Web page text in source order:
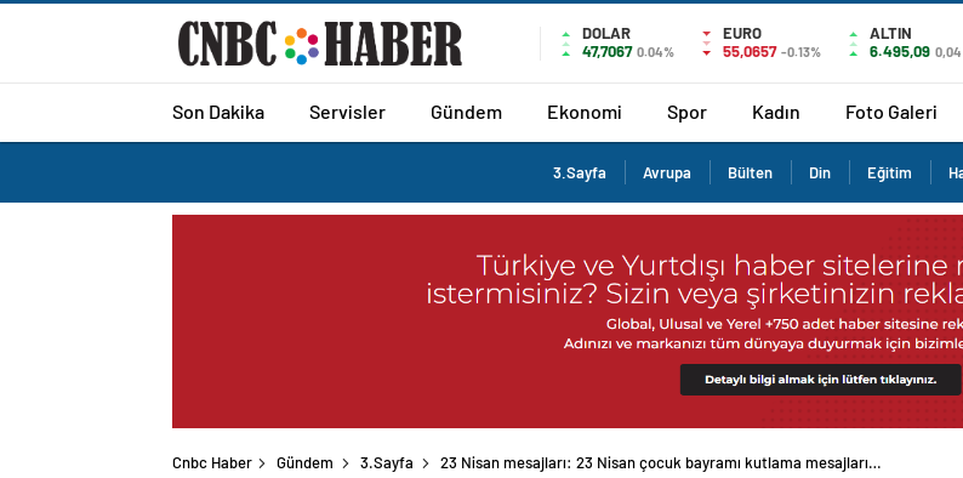
DOLAR
47,7067 0.04%
EURO
55,0657 -0.13%
ALTIN
6.495,09 0,04
Son Dakika Servisler Gündem Ekonomi Spor Kadın Foto Galeri
3.Sayfa Avrupa Bülten Din Eğitim
Cnbc Haber Gündem 3.Sayfa 23 Nisan mesajları: 23 Nisan çocuk bayramı kutlama mesajları…